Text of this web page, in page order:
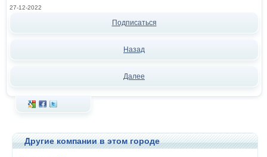
27-12-2022
Подписаться
Назад
Далее
Другие компании в этом городе